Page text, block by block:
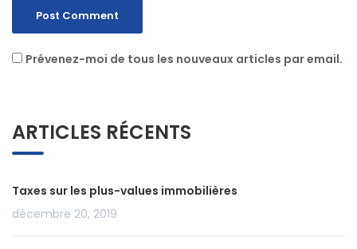
Prévenez-moi de tous les nouveaux articles par email.
ARTICLES RÉCENTS
Taxes sur les plus-values immobilières
décembre 20, 2019